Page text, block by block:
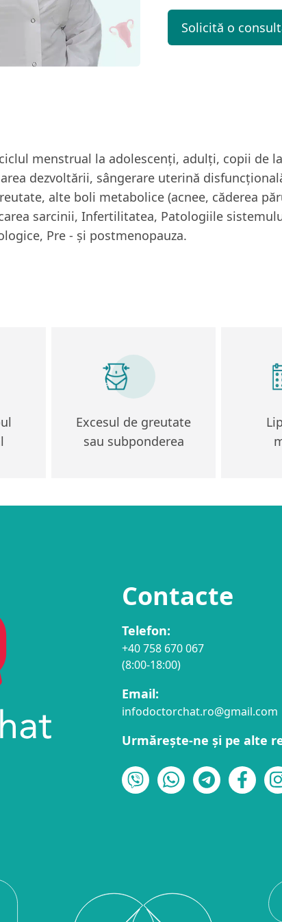
Solicită o
menstrual la adolescenţi, adulţi, copii de
dezvoltării, sângerare uterină
alte boli metabolice (acnee, căderea
sarcinii, Infertilitatea, Patologiile
Pre - şi postmenopauza.
Excesul de greutate
sau subponderea
Contacte
Telefon:
+40 758 670 067
(8:00-18:00)
Email:
infodoctorchat.ro@gmail.com
Urmărește-ne și pe alte